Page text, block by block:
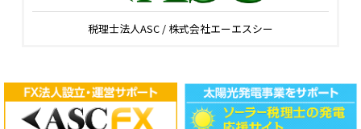
税理士法人ASC / 株式会社エーエスシー